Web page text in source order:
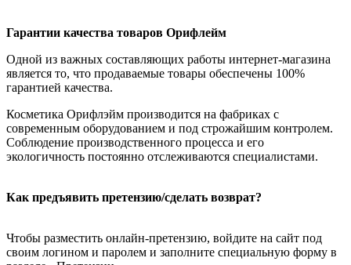
Гарантии качества товаров Орифлейм
Одной из важных составляющих работы интернет-магазина
является то, что продаваемые товары обеспечены 100%
гарантией качества.
Косметика Орифлэйм производится на фабриках с
современным оборудованием и под строжайшим контролем.
Соблюдение производственного процесса и его
экологичность постоянно отслеживаются специалистами.
Как предъявить претензию/сделать возврат?
Чтобы разместить онлайн-претензию, войдите на сайт под
своим логином и паролем и заполните специальную форму в